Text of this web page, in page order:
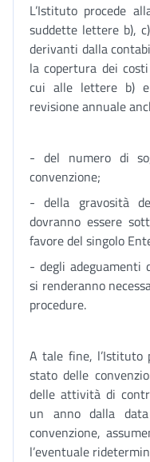
L’Istituto procede
suddette lettere b),
derivanti dalla
la copertura dei
cui alle lettere b) e
revisione annuale
- del numero di
convenzione;
- della gravosità
dovranno essere
favore del singolo
- degli adeguamenti
si renderanno
procedure.
A tale fine, l’Istituto
stato delle
delle attività di
un anno dalla
convenzione,
l’eventuale